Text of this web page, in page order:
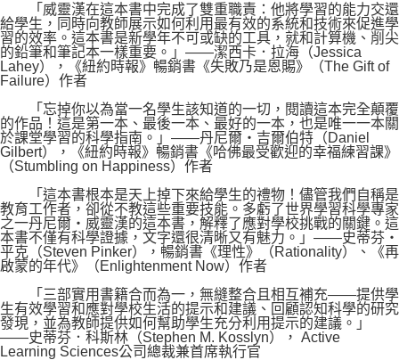
「威靈漢在這本書中完成了雙重職責：他將學習的能力交還
給學生，同時向教師展示如何利用最有效的系統和技術來促進學
習的效率。這本書是新學年不可或缺的工具，就和計算機、削尖
的鉛筆和筆記本一樣重要。」——潔西卡．拉海（Jessica
Lahey），《紐約時報》暢銷書《失敗乃是恩賜》（The Gift of
Failure）作者
「忘掉你以為當一名學生該知道的一切，閱讀這本完全顛覆
的作品！這是第一本、最後一本、最好的一本，也是唯一一本關
於課堂學習的科學指南。」——丹尼爾・吉爾伯特（Daniel
Gilbert），《紐約時報》暢銷書《哈佛最受歡迎的幸福練習課》
（Stumbling on Happiness）作者
「這本書根本是天上掉下來給學生的禮物！儘管我們自稱是
教育工作者，卻從不教這些重要技能。多虧了世界學習科學專家
之一丹尼爾‧威靈漢的這本書，解釋了應對學校挑戰的關鍵。這
本書不僅有科學證據，文字還很清晰又有魅力。」——史蒂芬・
平克（Steven Pinker），暢銷書《理性》（Rationality）、《再
啟蒙的年代》（Enlightenment Now）作者
「三部實用書籍合而為一，無縫整合且相互補充——提供學
生有效學習和應對學校生活的提示和建議、回顧認知科學的研究
發現，並為教師提供如何幫助學生充分利用提示的建議。」
——史蒂芬．科斯林（Stephen M. Kosslyn）， Active
Learning Sciences公司總裁兼首席執行官